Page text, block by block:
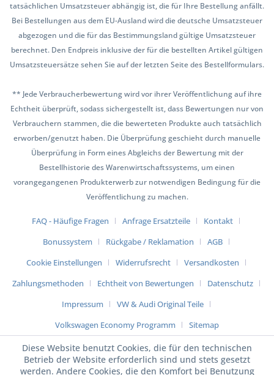
tatsächlichen Umsatzsteuer abhängig ist, die für Ihre Bestellung anfällt.
Bei Bestellungen aus dem EU-Ausland wird die deutsche Umsatzsteuer
abgezogen und die für das Bestimmungsland gültige Umsatzsteuer
berechnet. Den Endpreis inklusive der für die bestellten Artikel gültigen
Umsatzsteuersätze sehen Sie auf der letzten Seite des Bestellformulars.
** Jede Verbraucherbewertung wird vor ihrer Veröffentlichung auf ihre
Echtheit überprüft, sodass sichergestellt ist, dass Bewertungen nur von
Verbrauchern stammen, die die bewerteten Produkte auch tatsächlich
erworben/genutzt haben. Die Überprüfung geschieht durch manuelle
Überprüfung in Form eines Abgleichs der Bewertung mit der
Bestellhistorie des Warenwirtschaftssystems, um einen
vorangegangenen Produkterwerb zur notwendigen Bedingung für die
Veröffentlichung zu machen.
FAQ - Häufige Fragen Anfrage Ersatzteile
Kontakt
Bonussystem
Rückgabe / Reklamation
AGB
Cookie Einstellungen
Widerrufsrecht
Versandkosten
Zahlungsmethoden
Echtheit von Bewertungen
Datenschutz
Impressum
VW & Audi Original Teile
Volkswagen Economy Programm
Sitemap
Diese Website benutzt Cookies, die für den technischen
Betrieb der Website erforderlich sind und stets gesetzt
werden. Andere Cookies, die den Komfort bei Benutzung